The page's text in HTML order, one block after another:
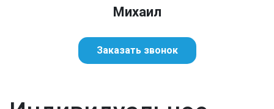
Михаил
Заказать звонок